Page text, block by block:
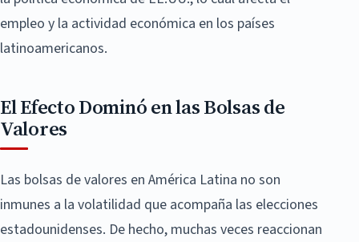
empleo y la actividad económica en los países
latinoamericanos.
El Efecto Dominó en las Bolsas de
Valores
Las bolsas de valores en América Latina no son
inmunes a la volatilidad que acompaña las elecciones
estadounidenses. De hecho, muchas veces reaccionan